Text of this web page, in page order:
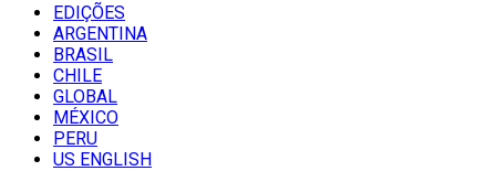
EDIÇÕES
ARGENTINA
BRASIL
CHILE
GLOBAL
MÉXICO
PERU
US ENGLISH